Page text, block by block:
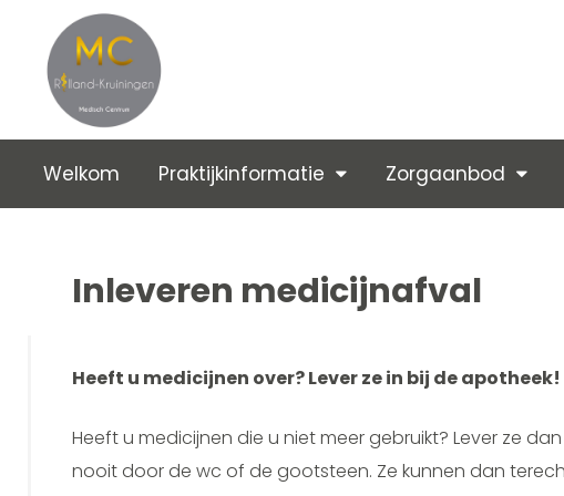
Welkom Praktijkinformatie Zorgaanbod
Inleveren medicijnafval
Heeft u medicijnen over? Lever ze in bij de apotheek!
Heeft u medicijnen die u niet meer gebruikt? Lever ze
nooit door de wc of de gootsteen. Ze kunnen dan